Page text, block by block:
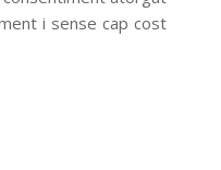
i sense cap cost